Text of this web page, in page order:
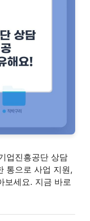
업진흥공단 상담
통으로 사업 지원,
보세요. 지금 바로